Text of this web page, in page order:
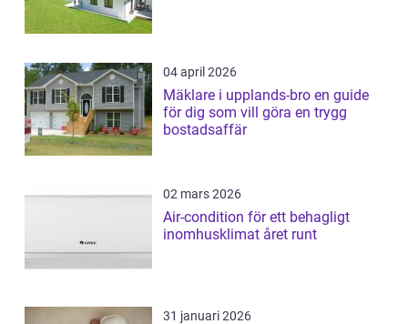
04 april 2026
Mäklare i upplands-bro en guide
för dig som vill göra en trygg
bostadsaffär
02 mars 2026
Air-condition för ett behagligt
inomhusklimat året runt
31 januari 2026